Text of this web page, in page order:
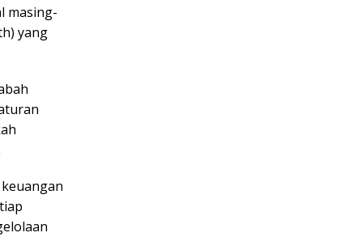
masing-
yang